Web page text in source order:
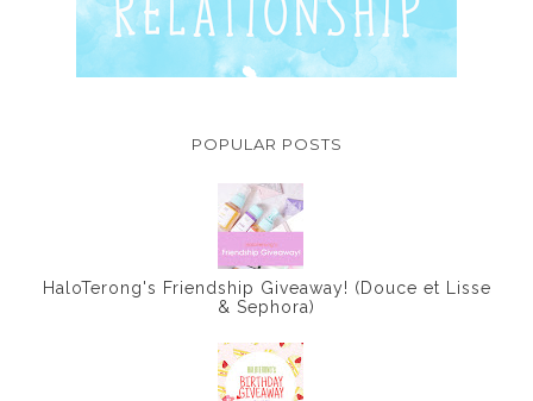
POPULAR POSTS
HaloTerong's Friendship Giveaway! (Douce et Lisse
& Sephora)